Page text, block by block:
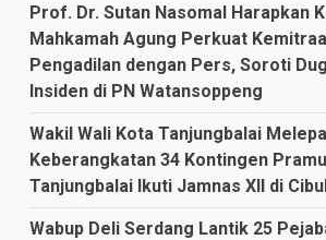
Prof. Dr. Sutan Nasomal Harapkan
Mahkamah Agung Perkuat
Pengadilan dengan Pers, Soroti
Insiden di PN Watansoppeng
Wakil Wali Kota Tanjungbalai
Keberangkatan 34 Kontingen
Tanjungbalai Ikuti Jamnas XII di
Wabup Deli Serdang Lantik 25